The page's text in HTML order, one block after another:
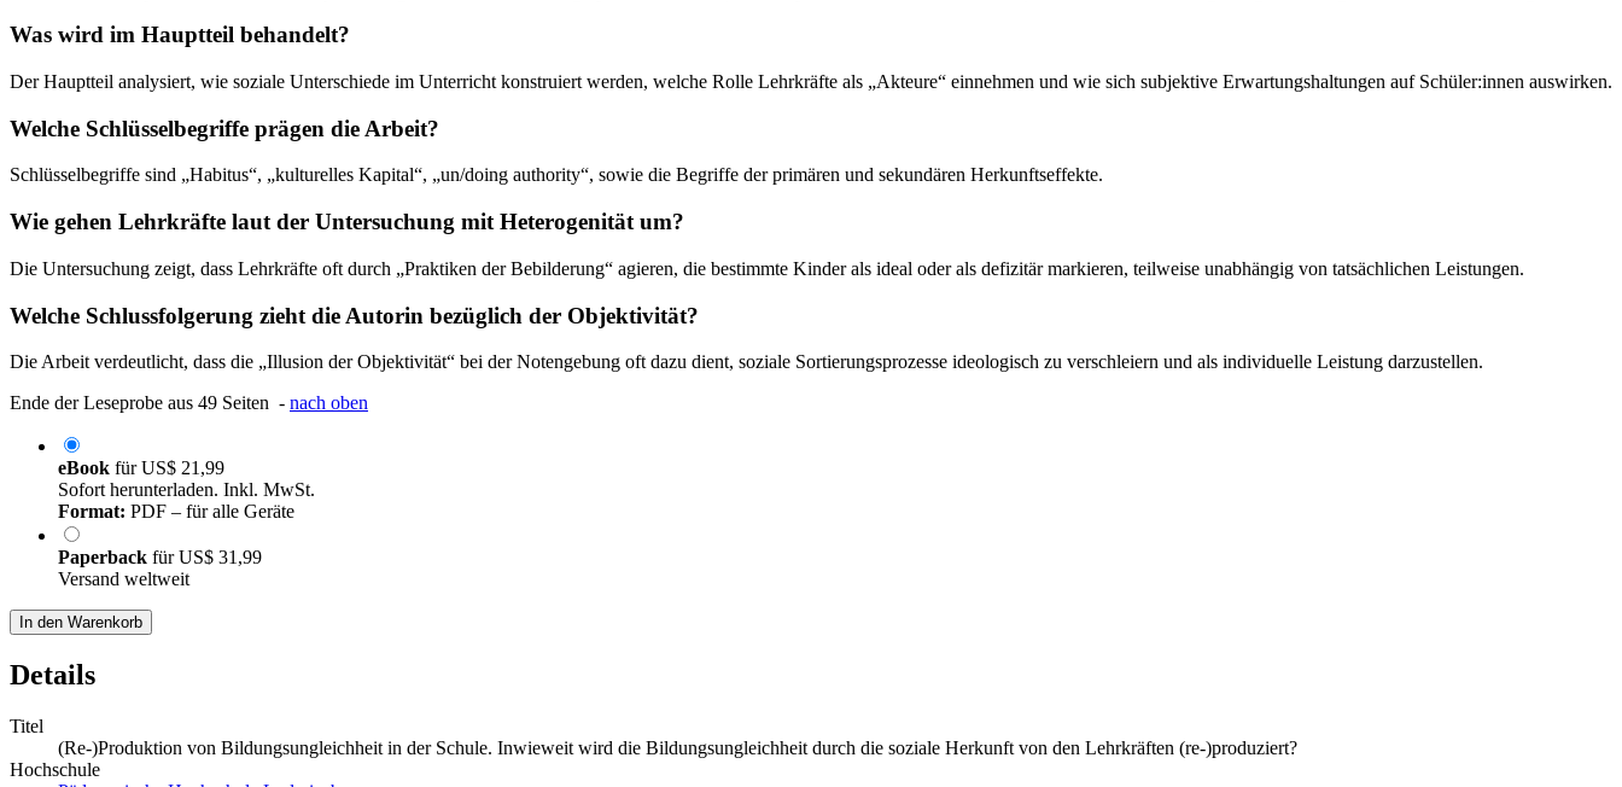
Was wird im Hauptteil behandelt?
Der Hauptteil analysiert, wie soziale Unterschiede im Unterricht konstruiert werden, welche Rolle Lehrkräfte als „Akteure“ einnehmen und wie sich subjektive Erwartungshaltungen auf Schüler:innen auswirken.
Welche Schlüsselbegriffe prägen die Arbeit?
Schlüsselbegriffe sind „Habitus“, „kulturelles Kapital“, „un/doing authority“, sowie die Begriffe der primären und sekundären Herkunftseffekte.
Wie gehen Lehrkräfte laut der Untersuchung mit Heterogenität um?
Die Untersuchung zeigt, dass Lehrkräfte oft durch „Praktiken der Bebilderung“ agieren, die bestimmte Kinder als ideal oder als defizitär markieren, teilweise unabhängig von tatsächlichen Leistungen.
Welche Schlussfolgerung zieht die Autorin bezüglich der Objektivität?
Die Arbeit verdeutlicht, dass die „Illusion der Objektivität“ bei der Notengebung oft dazu dient, soziale Sortierungsprozesse ideologisch zu verschleiern und als individuelle Leistung darzustellen.
Ende der Leseprobe aus 49 Seiten - nach oben
eBook fürUS$ 21,99
Sofort herunterladen. Inkl. MwSt.
Format: PDF – für alle Geräte
Paperback fürUS$ 31,99
Versand weltweit
In den Warenkorb
Details
Titel
(Re-)Produktion von Bildungsungleichheit in der Schule. Inwieweit wird die Bildungsungleichheit durch die soziale Herkunft von den Lehrkräften (re-)produziert?
Hochschule